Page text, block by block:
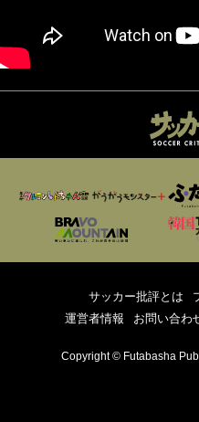
サッカー批評とは
運営者情報
お問い合わ
Copyright © Futabasha